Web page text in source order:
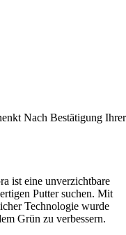
Nach Bestätigung Ihrer
ist eine unverzichtbare
Putter suchen. Mit
Technologie wurde
Grün zu verbessern.